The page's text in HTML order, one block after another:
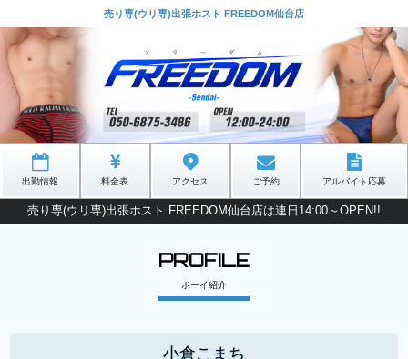
売り専(ウリ専)出張ホスト FREEDOM仙台店
出勤情報 料金表 アクセス ご予約 アルバイト応募
売り専(ウリ専)出張ホスト FREEDOM仙台店は連日14:00～OPEN!!
PROFILE
ボーイ紹介
小倉こまち